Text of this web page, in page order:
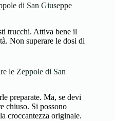
di San Giuseppe
trucchi. Attiva bene il
Non superare le dosi di
le Zeppole di San
preparate. Ma, se devi
chiuso. Si possono
croccantezza originale.